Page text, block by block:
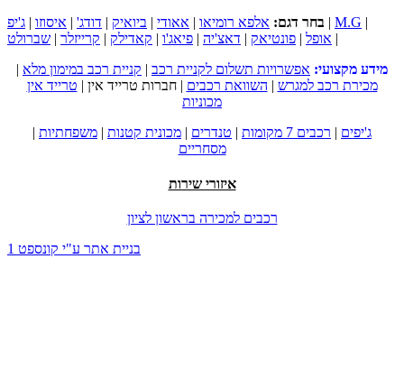
בחר דגם: אלפא רומיאו | אאודי | ביואיק | דודג' | איסוזו | ג'יפ | M.G |
אופל | פונטיאק | דאצ'יה | פיאג'ו | קאדילק | קרייזלר | שברולט
|
מידע מקצועי: אפשרויות תשלום לקניית רכב | קניית רכב במימון מלא |
מכירת רכב למגרש | השוואת רכבים |חברות טרייד אין | טרייד אין
מכוניות
ג'יפים | רכבים 7 מקומות | טנדרים | מכונית קטנות | משפחתיות |
מסחריים
איזורי שירות
רכבים למכירה בראשון לציון
בניית אתר ע"י קונספט 1